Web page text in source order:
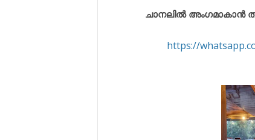
ചാനലിൽ അംഗമാകാൻ
https://